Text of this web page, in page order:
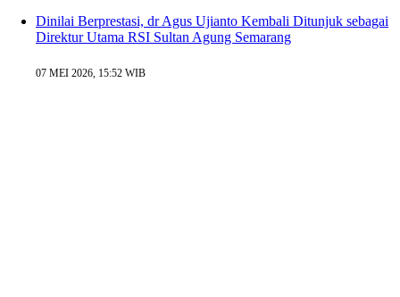
Dinilai Berprestasi, dr Agus Ujianto Kembali Ditunjuk sebagai
Direktur Utama RSI Sultan Agung Semarang
07 MEI 2026, 15:52 WIB